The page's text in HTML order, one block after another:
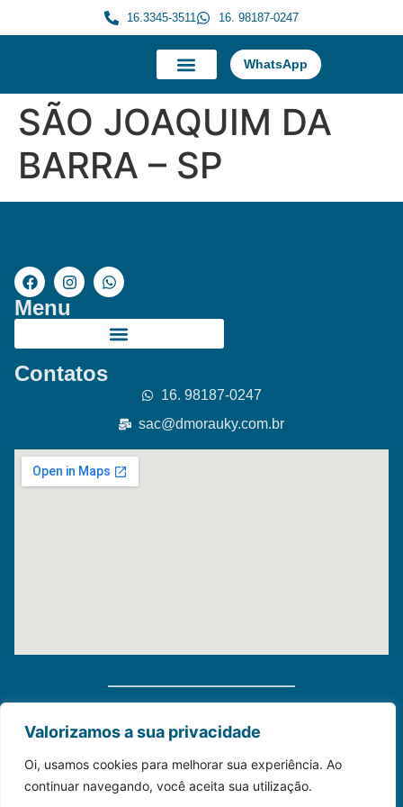
Valorizamos a sua privacidade
Oi, usamos cookies para melhorar sua experiência. Ao
continuar navegando, você aceita sua utilização.
16.3345-3511 16. 98187-0247
WhatsApp
SÃO JOAQUIM DA
BARRA – SP
Menu
Contatos
16. 98187-0247
sac@dmorauky.com.br
Distribuidora Morauky 2025. Todos Os Direitos